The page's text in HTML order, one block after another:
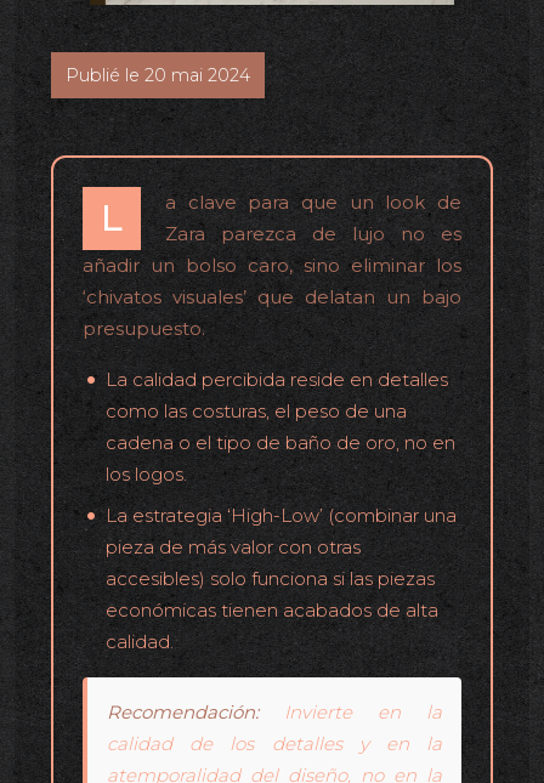
Publié le 20 mai 2024
L
a clave para que un look de
Zara parezca de lujo no es
añadir un bolso caro, sino eliminar los
‘chivatos visuales’ que delatan un bajo
presupuesto.
La calidad percibida reside en detalles
como las costuras, el peso de una
cadena o el tipo de baño de oro, no en
los logos.
La estrategia ‘High-Low’ (combinar una
pieza de más valor con otras
accesibles) solo funciona si las piezas
económicas tienen acabados de alta
calidad.
Recomendación:Invierte en la
calidad de los detalles y en la
atemporalidad del diseño, no en la